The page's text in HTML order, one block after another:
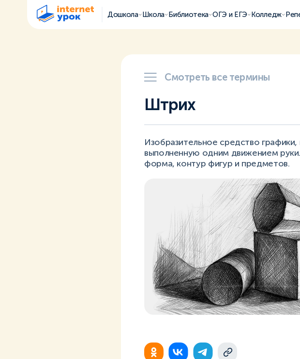
Дошкола Школа Библиотека ОГЭ и ЕГЭ Колледж
Смотреть все термины
Штрих
Изобразительное средство
выполненную одним движением
форма, контур фигур и предметов.